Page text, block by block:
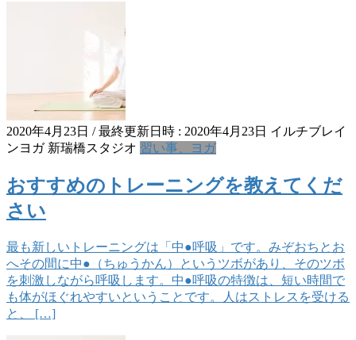
2020年4月23日 / 最終更新日時 : 2020年4月23日 イルチブレイ
ンヨガ 新瑞橋スタジオ 習い事、ヨガ
おすすめのトレーニングを教えてくだ
さい
最も新しいトレーニングは「中●呼吸」です。みぞおちとお
へその間に中●（ちゅうかん）というツボがあり、そのツボ
を刺激しながら呼吸します。中●呼吸の特徴は、短い時間で
も体がほぐれやすいということです。人はストレスを受ける
と、 […]